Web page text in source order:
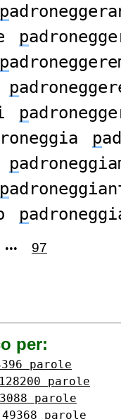
p
p
p
p
p
p
p
p
p
97
per:
parole
128200 parole
parole
49368 parole